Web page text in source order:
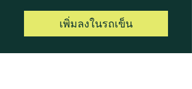
เพิ่มลงในรถเข็น